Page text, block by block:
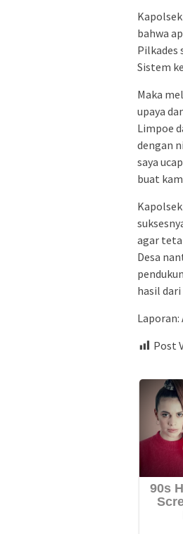
bahwa
Pilkades
Sistem
Maka
upaya
Limpoe
dengan
saya
buat
agar
Desa
hasil
Post